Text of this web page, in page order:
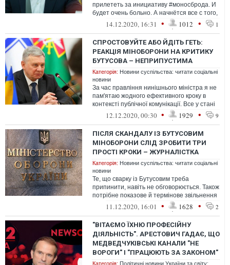
прилететь за инициативу #моносброда. И
будет очень больно. А начнётся все с того,
что Украина попадет под мон...
14.12.2020, 16:31 • 1012 • 1
СПРОСТОВУЙТЕ АБО ЙДІТЬ ГЕТЬ:
РЕАКЦІЯ МІНОБОРОНИ НА КРИТИКУ
БУТУСОВА – НЕПРИПУСТИМА
Категорія: Новини суспільства: читати соціальні
новини
За час правління нинішнього міністра я не
пам'ятаю жодного ефективного кроку в
контексті публічної комунікації. Все у стані
якоїсь стагнації. У стані ...
12.12.2020, 00:30 • 1929 • 9
ПІСЛЯ СКАНДАЛУ ІЗ БУТУСОВИМ
МІНОБОРОНИ СЛІД ЗРОБИТИ ТРИ
ПРОСТІ КРОКИ – ЖУРНАЛІСТКА
Категорія: Новини суспільства: читати соціальні
новини
Те, що сварку із Бутусовим треба
припинити, навіть не обговорюється. Також
потрібне показове й термінове звільнення
керівника пресслужби
11.12.2020, 16:01 • 1628 • 2
"ВІТАЄМО ЇХНЮ ПРОФЕСІЙНУ
ДІЯЛЬНІСТЬ". АРЕСТОВИЧ ГАДАЄ, ЩО
МЕДВЕДЧУКІВСЬКІ КАНАЛИ "НЕ
ВОРОГИ" І "ПРАЦЮЮТЬ ЗА ЗАКОНОМ"
Категорія: Політичні новини України та світу: